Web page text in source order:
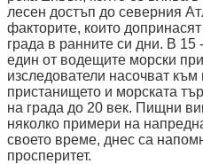
лесен достъп до северния
факторите, които
града в ранните си дни. В 15
един от водещите морски
изследователи насочват
пристанището и морската
на града до 20 век. Пищни
няколко примери на
своето време, днес са
просперитет.